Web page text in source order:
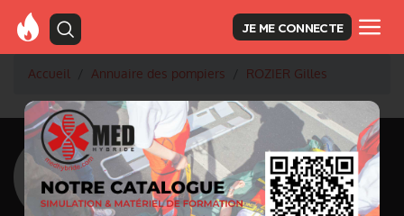
JE ME CONNECTE
Accueil Annuaire des pompiers ROZIER Gilles
<Retour à la liste des pompiers
ROZIER Gilles